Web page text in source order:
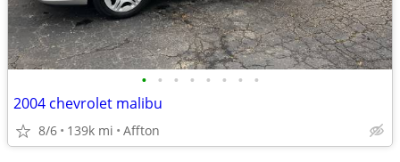
• • • • • • • •
2004 chevrolet malibu
8/6 139k mi Affton